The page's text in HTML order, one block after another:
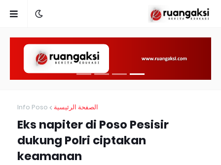
الصفحة الرئيسية Info Poso
Eks napiter di Poso Pesisir
dukung Polri ciptakan
keamanan